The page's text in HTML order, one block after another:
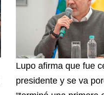
Lupo afirma que fue
presidente y se va